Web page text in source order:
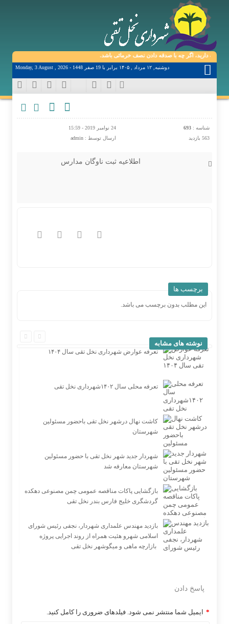
نگه دارید، اگر چه با صدقه دادن نصف خرمائی باشد.
دوشنبه, ۱۲ مرداد , ۱۴۰۵ برابر با 19 صفر 1448 - Monday, 3 August , 2026
شناسه : 693
24 نوامبر 2019 - 15:59
563 بازدید
ارسال توسط :admin
اطلاعیه ثبت ناوگان مدارس
برچسب ها
این مطلب بدون برچسب می باشد.
نوشته های مشابه
تعرفه عوارض شهرداری نخل تقی سال ۱۴۰۴
تعرفه محلی سال ۱۴۰۲شهرداری نخل تقی
کاشت نهال درشهر نخل تقی باحضور مسئولین
شهرستان
شهردار جدید شهر نخل تقی با حضور مسئولین
شهرستان معارفه شد
بازگشایی پاکات مناقصه عمومی چمن مصنوعی دهكده
گردشگری خلیج فارس بندر نخل تقی
بازدید مهندس علمداری شهردار، نجفی رئیس شورای
اسلامی شهرو هئیت همراه از روند اجرایی پروژه
پاسخ دادن
ایمیل شما منتشر نمی شود. فیلدهای ضروری را کامل کنید. *